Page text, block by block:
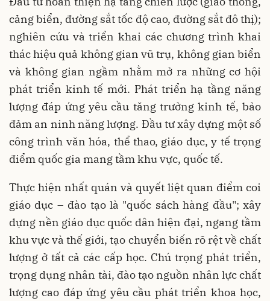
cảng biển, đường sắt tốc độ cao, đường sắt đô thị);
nghiên cứu và triển khai các chương trình khai
thác hiệu quả không gian vũ trụ, không gian biển
và không gian ngầm nhằm mở ra những cơ hội
phát triển kinh tế mới. Phát triển hạ tầng năng
lượng đáp ứng yêu cầu tăng trưởng kinh tế, bảo
đảm an ninh năng lượng. Đầu tư xây dựng một số
công trình văn hóa, thể thao, giáo dục, y tế trọng
điểm quốc gia mang tầm khu vực, quốc tế.
Thực hiện nhất quán và quyết liệt quan điểm coi
giáo dục – đào tạo là "quốc sách hàng đầu"; xây
dựng nền giáo dục quốc dân hiện đại, ngang tầm
khu vực và thế giới, tạo chuyển biến rõ rệt về chất
lượng ở tất cả các cấp học. Chú trọng phát triển,
trọng dụng nhân tài, đào tạo nguồn nhân lực chất
lượng cao đáp ứng yêu cầu phát triển khoa học,